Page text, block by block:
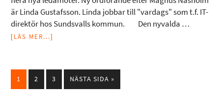
är Linda Gustafsson. Linda jobbar till "vardags" som t.f. IT-
direktör hos Sundsvalls kommun. Den nyvalda …
[LÄS MER...]
1 2 3 NÄSTA SIDA »